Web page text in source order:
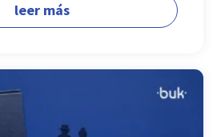
leer más